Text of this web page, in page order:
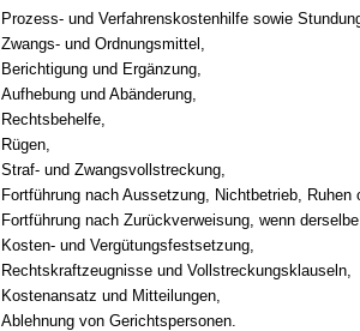
Prozess- und Verfahrenskostenhilfe sowie
Zwangs- und Ordnungsmittel,
Berichtigung und Ergänzung,
Aufhebung und Abänderung,
Rechtsbehelfe,
Rügen,
Straf- und Zwangsvollstreckung,
Fortführung nach Aussetzung, Nichtbetrieb, Ruhen
Fortführung nach Zurückverweisung, wenn
Kosten- und Vergütungsfestsetzung,
Rechtskraftzeugnisse und Vollstreckungsklauseln,
Kostenansatz und Mitteilungen,
Ablehnung von Gerichtspersonen.